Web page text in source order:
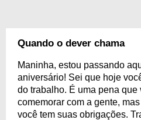
Quando o dever chama
Maninha, estou passando
aniversário! Sei que hoje
do trabalho. É uma pena que
comemorar com a gente,
você tem suas obrigações.